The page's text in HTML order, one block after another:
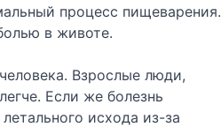
процесс пищеварения.
в животе.
Взрослые люди,
Если же болезнь
исхода из-за